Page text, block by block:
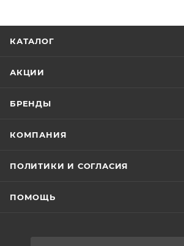
КАТАЛОГ
АКЦИИ
БРЕНДЫ
КОМПАНИЯ
ПОЛИТИКИ И СОГЛАСИЯ
ПОМОЩЬ